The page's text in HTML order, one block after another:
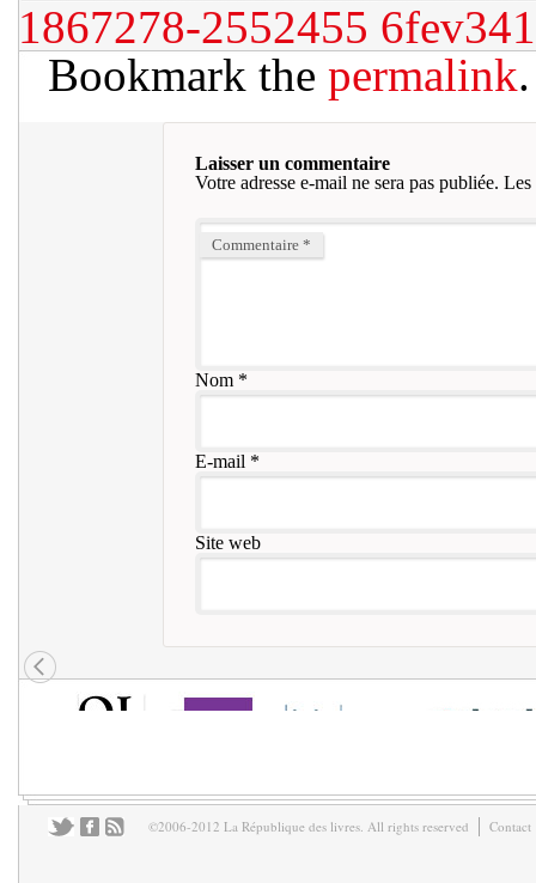
1867278-2552455 6fev341
Bookmark the permalink.
Laisser un commentaire
Votre adresse e-mail ne sera pas publiée. Les
Commentaire *
Nom*
E-mail *
Site web
©2006-2012 La République des livres. All rights reserved Contact